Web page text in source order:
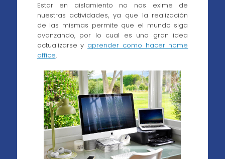
Estar en aislamiento no nos exime de
nuestras actividades, ya que la realización
de las mismas permite que el mundo siga
avanzando, por lo cual es una gran idea
actualizarse y aprender como hacer home
office.